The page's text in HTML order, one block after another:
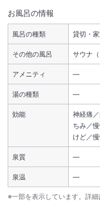
お風呂の情報
風呂の種類 貸切・
その他の風呂 サウナ（
アメニティ ―
湯の種類 ―
効能
神経痛
ちみ／
けど／
泉質 ―
泉温 ―
※一部を表示しています。詳細